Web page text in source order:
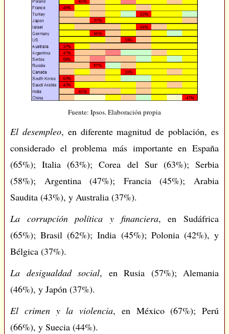
Fuente: Ipsos. Elaboración propia
El desempleo, en diferente magnitud de población, es
considerado el problema más importante en España
(65%); Italia (63%); Corea del Sur (63%); Serbia
(58%); Argentina (47%); Francia (45%); Arabia
Saudita (43%), y Australia (37%).
La corrupción política y financiera, en Sudáfrica
(65%); Brasil (62%); India (45%); Polonia (42%), y
Bélgica (37%).
La desigualdad social, en Rusia (57%); Alemania
(46%), y Japón (37%).
El crimen y la violencia, en México (67%); Perú
(66%), y Suecia (44%).